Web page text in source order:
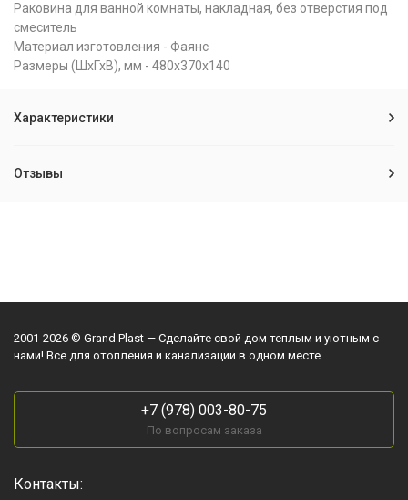
Раковина для ванной комнаты, накладная, без отверстия под
смеситель
Материал изготовления - Фаянс
Размеры (ШхГхВ), мм - 480х370х140
Характеристики
Отзывы
2001-2026 © Grand Plast — Сделайте свой дом теплым и уютным с
нами! Все для отопления и канализации в одном месте.
+7 (978) 003-80-75
По вопросам заказа
Контакты: